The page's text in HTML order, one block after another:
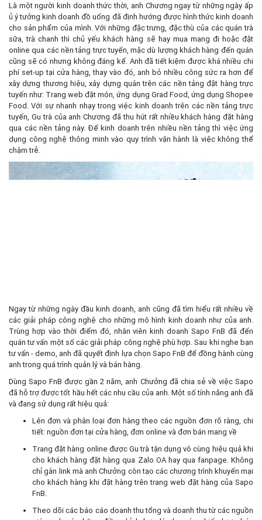
Là một người kinh doanh thức thời, anh Chương ngay từ những ngày ấp
ủ ý tưởng kinh doanh đồ uống đã định hướng được hình thức kinh doanh
cho sản phẩm của mình. Với những đặc trưng, đặc thù của các quán trà
sữa, trà chanh thì chủ yếu khách hàng sẽ hay mua mang đi hoặc đặt
online qua các nền tảng trực tuyến, mặc dù lượng khách hàng đến quán
cũng sẽ có nhưng không đáng kể. Anh đã tiết kiệm được khá nhiều chi
phí set-up tại cửa hàng, thay vào đó, anh bỏ nhiều công sức ra hơn để
xây dựng thương hiệu, xây dựng quán trên các nền tảng đặt hàng trực
tuyến như: Trang web đặt món, ứng dụng Grad Food, ứng dụng Shopee
Food. Với sự nhanh nhạy trong việc kinh doanh trên các nền tảng trực
tuyến, Gu trà của anh Chương đã thu hút rất nhiều khách hàng đặt hàng
qua các nền tảng này. Để kinh doanh trên nhiều nền tảng thì việc ứng
dụng công nghệ thông minh vào quy trình vận hành là việc không thể
chậm trễ.
Ngay từ những ngày đầu kinh doanh, anh cũng đã tìm hiểu rất nhiều về
các giải pháp công nghệ cho những mô hình kinh doanh như của anh.
Trùng hợp vào thời điểm đó, nhân viên kinh doanh Sapo FnB đã đến
quán tư vấn một số các giải pháp công nghệ phù hợp. Sau khi nghe bạn
tư vấn - demo, anh đã quyết định lựa chọn Sapo FnB để đồng hành cùng
anh trong quá trình quản lý và bán hàng.
Dùng Sapo FnB được gần 2 năm, anh Chưởng đã chia sẻ về việc Sapo
đã hỗ trợ được tốt hầu hết các nhu cầu của anh. Một số tính năng anh đã
và đang sử dụng rất hiệu quả:
Lên đơn và phân loại đơn hàng theo các nguồn đơn rõ ràng, chi
tiết: nguồn đơn tại cửa hàng, đơn online và đơn bán mang về
Trang đặt hàng online được Gu trà tận dụng vô cùng hiệu quả khi
cho khách hàng đặt hàng qua Zalo OA hay qua fanpage. Không
chỉ gắn link mà anh Chưởng còn tạo các chương trình khuyến mại
cho khách hàng khi đặt hàng trên trang web đặt hàng của Sapo
FnB.
Theo dõi các báo cáo doanh thu tổng và doanh thu từ các nguồn